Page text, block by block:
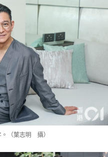
（葉志明 攝）